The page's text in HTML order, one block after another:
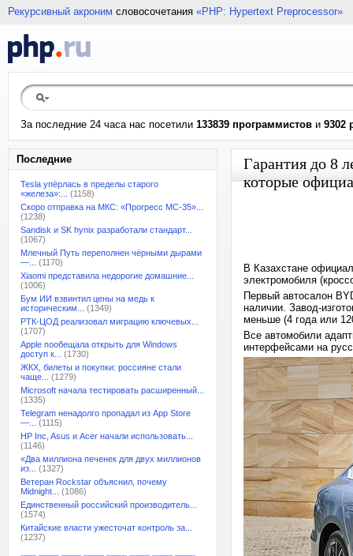
Рекурсивный акроним словосочетания «PHP: Hypertext Preprocessor»
За последние 24 часа нас посетили 133839 программистов и 9302
Последние
Tesla упёрлась в пределы старого
«железа»:...
(1158)
Скоро отправка на МКС: «Прогресс МС-35»...
(1238)
Sandisk и SK hynix разработали стандарт...
(1067)
Млечный Путь переполнен чёрными дырами
—...
(1170)
Xiaomi представила недорогие домашние...
(1006)
Бум ИИ взвинтил цены на медь к
историческим...
(1349)
РТК-ЦОД реализовал миграцию ключевых...
(1707)
Apple пообещала открыть для Windows
доступ к...
(1730)
ЖКХ, билеты и покупки: россияне стали
чаще...
(1279)
Microsoft начала тестировать расширенный...
(1335)
Telegram ненадолго пропадал из App Store
—...
(1115)
HP Inc, Asus и Acer начали использовать...
(1146)
«Два миллиона печенек для двух миллионов
из...
(1327)
Ветеран Rockstar объяснил, почему
Midnight...
(1086)
Единственный российский производитель...
(1574)
Китайские власти ужесточат контроль за...
(1237)
Гарантия до 8
которые
В Казахстане
электромобиля
Первый автосалон
наличии. Завод-
меньше (4 года или
Все автомобили
интерфейсами на